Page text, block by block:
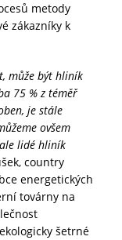
metody
zákazníky k
může být hliník
75 % z téměř
je stále
ovšem
lidé hliník
country
energetických
továrny na
šetrné